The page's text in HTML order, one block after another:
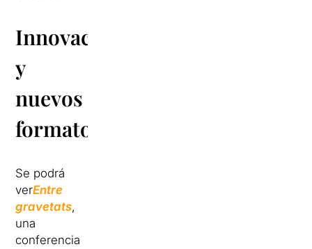
Innovación
y
nuevos
formatos
Se podrá
verEntre
gravetats,
una
conferencia